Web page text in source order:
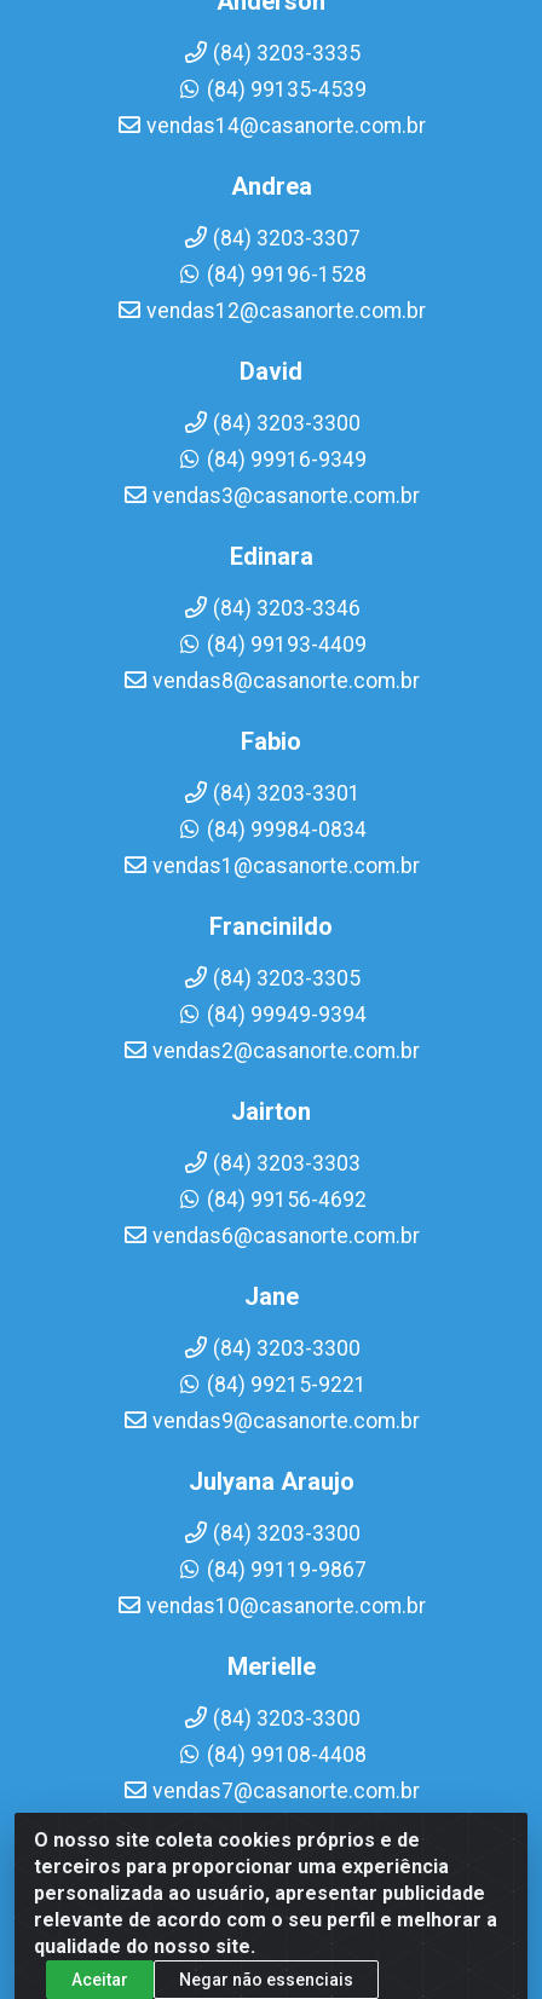
O nosso site coleta cookies próprios e de
terceiros para proporcionar uma experiência
personalizada ao usuário, apresentar publicidade
relevante de acordo com o seu perfil e melhorar a
qualidade do nosso site.
Aceitar Negar não essenciais
(84) 3203-3335
(84) 99135-4539
vendas14@casanorte.com.br
Andrea
(84) 3203-3307
(84) 99196-1528
vendas12@casanorte.com.br
David
(84) 3203-3300
(84) 99916-9349
vendas3@casanorte.com.br
Edinara
(84) 3203-3346
(84) 99193-4409
vendas8@casanorte.com.br
Fabio
(84) 3203-3301
(84) 99984-0834
vendas1@casanorte.com.br
Francinildo
(84) 3203-3305
(84) 99949-9394
vendas2@casanorte.com.br
Jairton
(84) 3203-3303
(84) 99156-4692
vendas6@casanorte.com.br
Jane
(84) 3203-3300
(84) 99215-9221
vendas9@casanorte.com.br
Julyana Araujo
(84) 3203-3300
(84) 99119-9867
vendas10@casanorte.com.br
Merielle
(84) 3203-3300
(84) 99108-4408
vendas7@casanorte.com.br
Casa Norte LTDA - Av. Interventor Mário Câmara, 1815 - Dix-
Sept Rosado, Natal/RN - CEP 59054-600 - CNPJ
08.713.513/0001-51